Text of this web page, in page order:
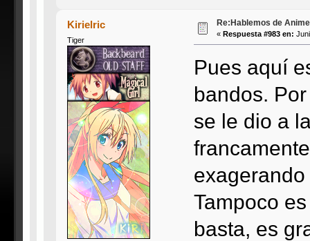
Kirielric
Tiger
Re:Hablemos de
« Respuesta #983 en:
Pues aquí
bandos.
se le dio a
Tampoco
basta, es